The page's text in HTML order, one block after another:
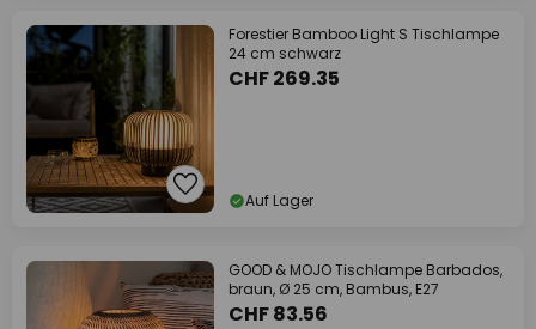
Forestier Bamboo Light S Tischlampe
24 cm schwarz
CHF 269.35
Auf Lager
GOOD & MOJO Tischlampe Barbados,
braun, Ø 25 cm, Bambus, E27
CHF 83.56